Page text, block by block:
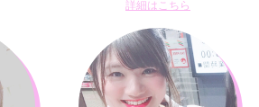
詳細はこちら